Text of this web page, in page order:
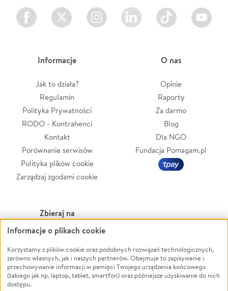
Facebook Twitter Instagram LinkedIn TikTok Youtube
Informacje
Jak to działa?
Regulamin
Polityka Prywatności
RODO - Kontrahenci
Kontakt
Porównanie serwisów
Polityka plików cookie
Zarządzaj zgodami cookie
O nas
Opinie
Raporty
Za darmo
Blog
Dla NGO
Fundacja Pomagam.pl
Zbieraj na
Leczenie
Zwierzęta
Pożar
Ukraina
Powódź
Wichura
NGO
Informacje o plikach cookie
Korzystamy z plików cookie oraz podobnych rozwiązań technologicznych,
zarówno własnych, jak i naszych partnerów. Obejmuje to zapisywanie i
przechowywanie informacji w pamięci Twojego urządzenia końcowego
(takiego jak np. laptop, tablet, smartfon) oraz późniejsze uzyskiwanie do nich
dostępu.